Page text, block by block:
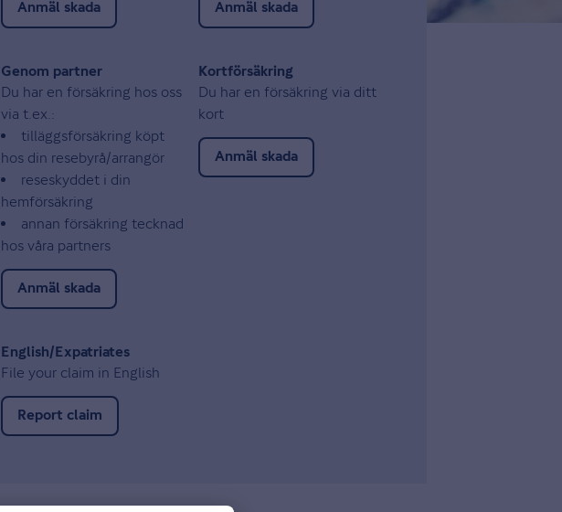
Anmäl skada Anmäl skada
Genom partner
Du har en försäkring hos oss
via t.ex.:
tilläggsförsäkring köpt
hos din resebyrå/arrangör
reseskyddet i din
hemförsäkring
annan försäkring tecknad
hos våra partners
Anmäl skada
Kortförsäkring
Du har en försäkring via ditt
kort
Anmäl skada
English/Expatriates
File your claim in English
Report claim